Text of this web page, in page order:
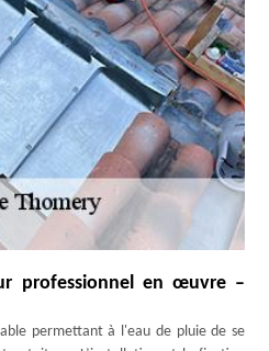
professionnel en œuvre –
permettant à l'eau de pluie de se